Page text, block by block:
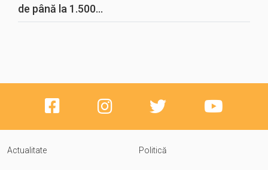
de până la 1.500...
Actualitate Politică